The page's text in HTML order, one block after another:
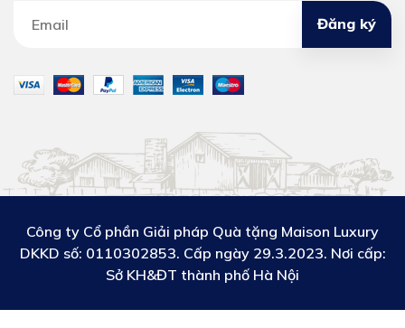
Đăng ký
Công ty Cổ phần Giải pháp Quà tặng Maison Luxury
DKKD số: 0110302853. Cấp ngày 29.3.2023. Nơi cấp:
Sở KH&ĐT thành phố Hà Nội